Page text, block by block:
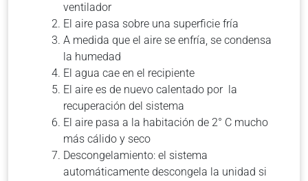
ventilador
El aire pasa sobre una superficie fría
A medida que el aire se enfría, se condensa
la humedad
El agua cae en el recipiente
El aire es de nuevo calentado por la
recuperación del sistema
El aire pasa a la habitación de 2° C mucho
más cálido y seco
Descongelamiento: el sistema
automáticamente descongela la unidad si